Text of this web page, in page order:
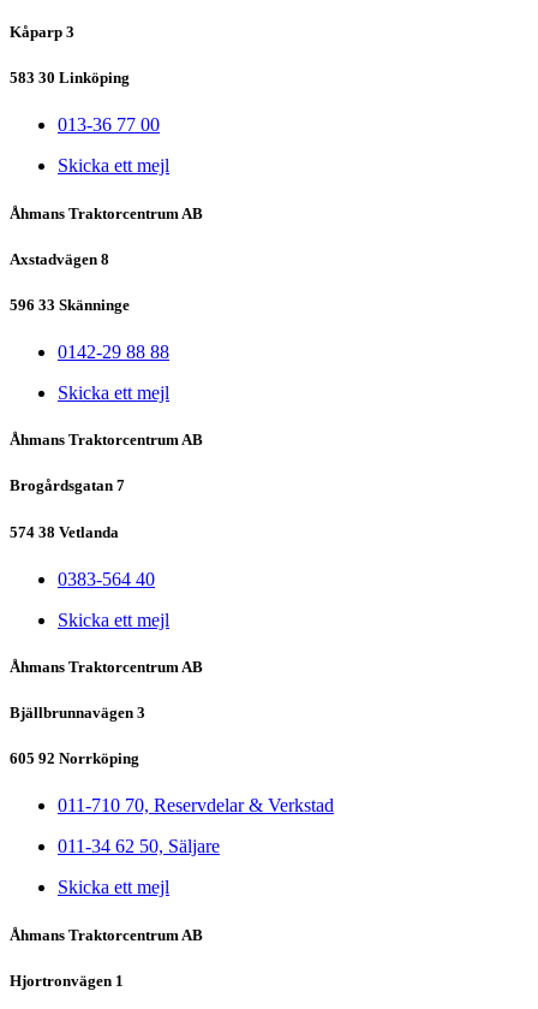
Kåparp 3
583 30 Linköping
013-36 77 00
Skicka ett mejl
Åhmans Traktorcentrum AB
Axstadvägen 8
596 33 Skänninge
0142-29 88 88
Skicka ett mejl
Åhmans Traktorcentrum AB
Brogårdsgatan 7
574 38 Vetlanda
0383-564 40
Skicka ett mejl
Åhmans Traktorcentrum AB
Bjällbrunnavägen 3
605 92 Norrköping
011-710 70, Reservdelar & Verkstad
011-34 62 50, Säljare
Skicka ett mejl
Åhmans Traktorcentrum AB
Hjortronvägen 1